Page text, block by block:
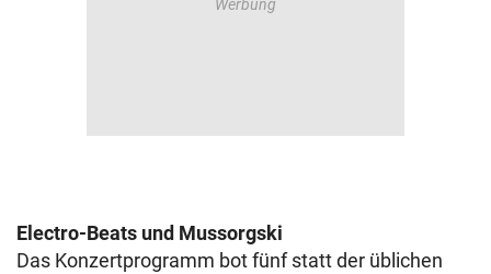
Electro-Beats und Mussorgski
Das Konzertprogramm bot fünf statt der üblichen